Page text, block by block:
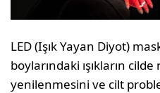
LED (Işık Yayan Diyot)
boylarındaki ışıkların
yenilenmesini ve cilt